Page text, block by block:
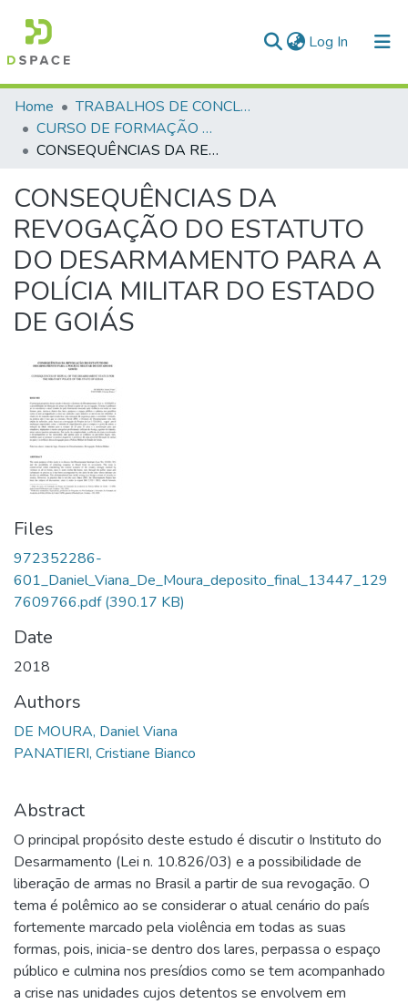
Log In (current)
Communities & Collections
All of DSpace
Home
TRABALHOS DE CONCLUSÃO DE CURSO - CFP (CURSO DE FORMAÇÃO DE PRAÇAS)
CURSO DE FORMAÇÃO DE PRAÇAS - CFP - 2018
CONSEQUÊNCIAS DA REVOGAÇÃO DO ESTATUTO DO DESARMAMENTO PARA A POLÍCIA MILITAR DO ESTADO DE GOIÁS
CONSEQUÊNCIAS DA
REVOGAÇÃO DO ESTATUTO
DO DESARMAMENTO PARA A
POLÍCIA MILITAR DO ESTADO
DE GOIÁS
Files
972352286-
601_Daniel_Viana_De_Moura_deposito_final_13447_129
7609766.pdf(390.17 KB)
Date
2018
Authors
DE MOURA, Daniel Viana
PANATIERI, Cristiane Bianco
Abstract
O principal propósito deste estudo é discutir o Instituto do
Desarmamento (Lei n. 10.826/03) e a possibilidade de
liberação de armas no Brasil a partir de sua revogação. O
tema é polêmico ao se considerar o atual cenário do país
fortemente marcado pela violência em todas as suas
formas, pois, inicia-se dentro dos lares, perpassa o espaço
público e culmina nos presídios como se tem acompanhado
a crise nas unidades cujos detentos se envolvem em